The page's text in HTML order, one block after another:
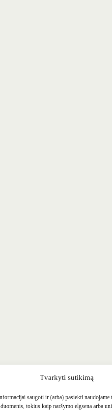
Tvarkyti sutikimą
saugoti ir (arba) pasiekti
tokius kaip naršymo elgsena arba